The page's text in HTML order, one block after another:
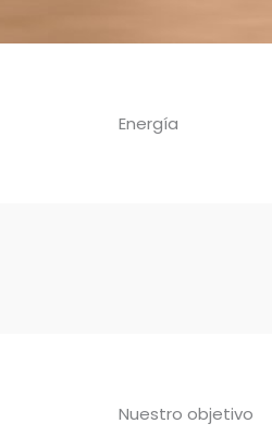
Energía
Nuestro objetivo